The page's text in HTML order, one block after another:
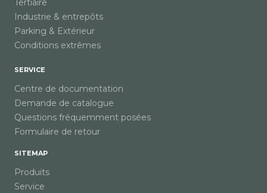
Tertiaire
Industrie & entrepôts
Parking & Extérieur
Conditions extrêmes
SERVICE
Centre de documentation
Demande de catalogue
Questions fréquemment posées
Formulaire de retour
SITEMAP
Produits
Service